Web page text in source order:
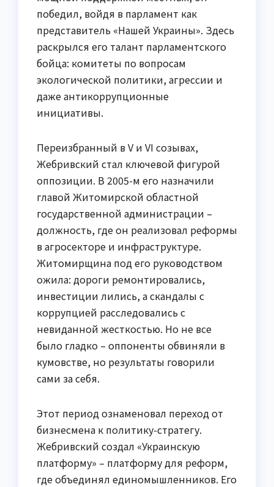
победил, войдя в парламент как
представитель «Нашей Украины». Здесь
раскрылся его талант парламентского
бойца: комитеты по вопросам
экологической политики, агрессии и
даже антикоррупционные
инициативы.
Переизбранный в V и VI созывах,
Жебривский стал ключевой фигурой
оппозиции. В 2005-м его назначили
главой Житомирской областной
государственной администрации –
должность, где он реализовал реформы
в агросекторе и инфраструктуре.
Житомирщина под его руководством
ожила: дороги ремонтировались,
инвестиции лились, а скандалы с
коррупцией расследовались с
невиданной жесткостью. Но не все
было гладко – оппоненты обвиняли в
кумовстве, но результаты говорили
сами за себя.
Этот период ознаменовал переход от
бизнесмена к политику-стратегу.
Жебривский создал «Украинскую
платформу» – платформу для реформ,
где объединял единомышленников. Его